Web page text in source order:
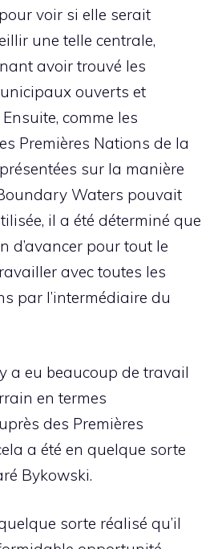
voir si elle serait
une telle centrale,
avoir trouvé les
ouverts et
comme les
Premières Nations de la
sur la manière
Waters pouvait
il a été déterminé que
d’avancer pour tout le
avec toutes les
par l’intermédiaire du
a eu beaucoup de travail
en termes
des Premières
a été en quelque sorte
Bykowski.
sorte réalisé qu’il